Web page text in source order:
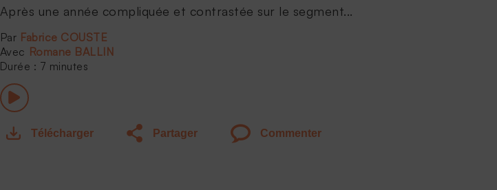
Après une année compliquée et contrastée sur le segment...
Fabrice COUSTE
Romane BALLIN
Durée : 7 minutes
Télécharger Partager Commenter